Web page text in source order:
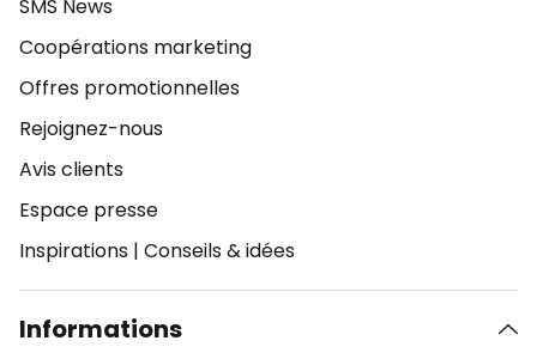
SMS News
Coopérations marketing
Offres promotionnelles
Rejoignez-nous
Avis clients
Espace presse
Inspirations | Conseils & idées
Informations